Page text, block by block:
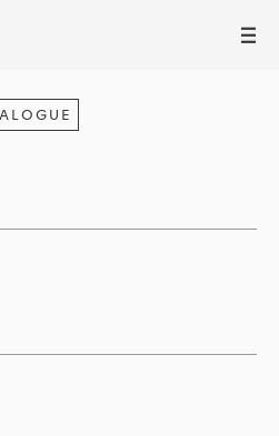
III